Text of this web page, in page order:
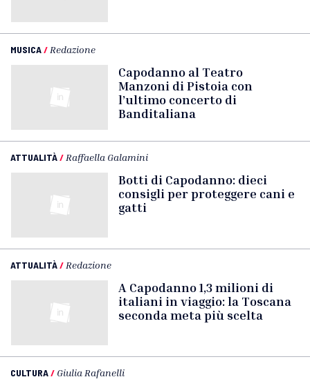
MUSICA/ Redazione
Capodanno al Teatro
Manzoni di Pistoia con
l’ultimo concerto di
Banditaliana
ATTUALITÀ/ Raffaella Galamini
Botti di Capodanno: dieci
consigli per proteggere cani e
gatti
ATTUALITÀ/ Redazione
A Capodanno 1,3 milioni di
italiani in viaggio: la Toscana
seconda meta più scelta
CULTURA/ Giulia Rafanelli